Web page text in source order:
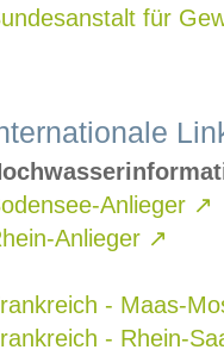
für
Anlieger ↗
Anlieger ↗
- Maas-
- Rhein-